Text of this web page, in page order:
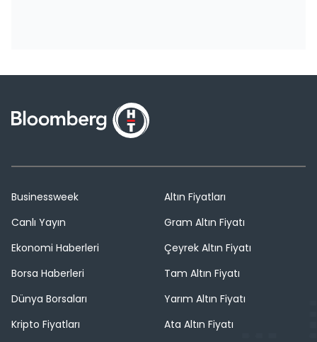
Businessweek
Canlı Yayın
Ekonomi Haberleri
Borsa Haberleri
Dünya Borsaları
Kripto Fiyatları
Altın Fiyatları
Gram Altın Fiyatı
Çeyrek Altın Fiyatı
Tam Altın Fiyatı
Yarım Altın Fiyatı
Ata Altın Fiyatı